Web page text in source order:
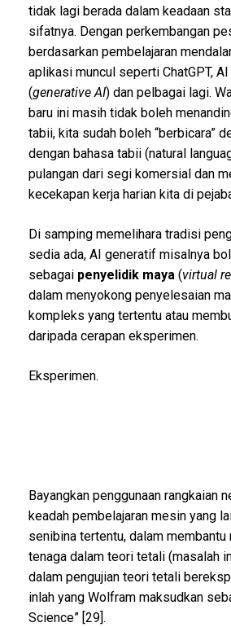
tidak lagi berada dalam keadaan
sifatnya. Dengan perkembangan
berdasarkan pembelajaran
aplikasi muncul seperti ChatGPT,
(generative AI) dan pelbagai lagi.
baru ini masih tidak boleh
tabii, kita sudah boleh “berbicara”
dengan bahasa tabii (natural
pulangan dari segi komersial dan
kecekapan kerja harian kita di
Di samping memelihara tradisi
sedia ada, AI generatif misalnya
sebagai penyelidik maya (virtual
dalam menyokong penyelesaian
kompleks yang tertentu atau
daripada cerapan eksperimen.
Eksperimen.
Bayangkan penggunaan rangkaian
keadah pembelajaran mesin yang
senibina tertentu, dalam
tenaga dalam teori tetali (masalah
dalam pengujian teori tetali
inlah yang Wolfram maksudkan
Science” [29].